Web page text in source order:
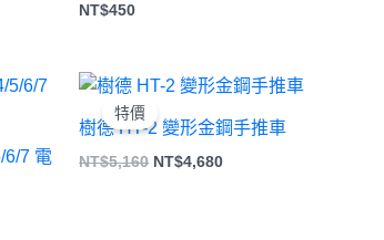
NT$450
6/7 電
特價
樹德 HT-2 變形金鋼手推車
NT$5,160
原
價
格：
NT$5,160。
NT$4,680
目
價
格：
NT$4,680。